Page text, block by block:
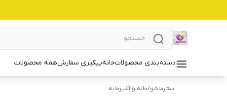
دسته‌بندی محصولاتخانهپیگیری سفارشهمه محصولات
استارماشو/خانه و آشپزخانه